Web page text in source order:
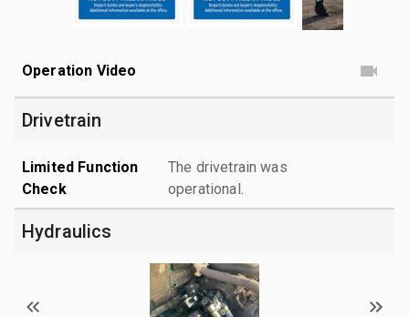
Operation Video
Drivetrain
Limited Function
Check
The drivetrain was
operational.
Hydraulics